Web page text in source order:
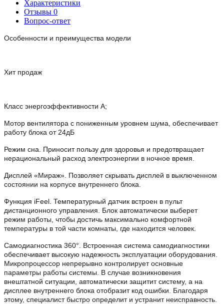
Характеристики
Отзывы 0
Вопрос-ответ
Особенности и преимущества модели
Хит продаж
Класс энергоэффективности A;
Мотор вентилятора с пониженным уровнем шума, обеспечивает
работу блока от 24дБ
Режим сна. Приносит пользу для здоровья и предотвращает
нерациональный расход электроэнергии в ночное время.
Дисплей «Мираж». Позволяет скрывать дисплей в выключенном
состоянии на корпусе внутреннего блока.
Функция iFeel. Температурный датчик встроен в пульт
дистанционного управления. Блок автоматически выберет
режим работы, чтобы достичь максимально комфортной
температуры в той части комнаты, где находится человек.
Cамодиагностика 360°. Встроенная система самодиагностики
обеспечивает высокую надежность эксплуатации оборудования.
Микропроцессор непрерывно контролирует основные
параметры работы системы. В случае возникновения
внештатной ситуации, автоматически защитит систему, а на
дисплее внутреннего блока отобразит код ошибки. Благодаря
этому, специалист быстро определит и устранит неисправность.